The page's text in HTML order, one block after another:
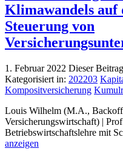
Klimawandels auf
Steuerung von
1. Februar 2022 Dieser
Kategorisiert in: 202203
Kompositversicherung
Louis Wilhelm (M.A.,
Versicherungswirtschaft) |
Betriebswirtschaftslehre mit
anzeigen